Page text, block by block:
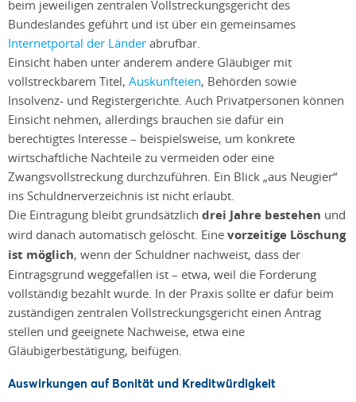
beim jeweiligen zentralen Vollstreckungsgericht des
Bundeslandes geführt und ist über ein gemeinsames
Internetportal der Länder abrufbar.
Einsicht haben unter anderem andere Gläubiger mit
vollstreckbarem Titel, Auskunfteien, Behörden sowie
Insolvenz- und Registergerichte. Auch Privatpersonen können
Einsicht nehmen, allerdings brauchen sie dafür ein
berechtigtes Interesse – beispielsweise, um konkrete
wirtschaftliche Nachteile zu vermeiden oder eine
Zwangsvollstreckung durchzuführen. Ein Blick „aus Neugier“
ins Schuldnerverzeichnis ist nicht erlaubt.
Die Eintragung bleibt grundsätzlich drei Jahre bestehen und
wird danach automatisch gelöscht. Eine vorzeitige Löschung
ist möglich, wenn der Schuldner nachweist, dass der
Eintragsgrund weggefallen ist – etwa, weil die Forderung
vollständig bezahlt wurde. In der Praxis sollte er dafür beim
zuständigen zentralen Vollstreckungsgericht einen Antrag
stellen und geeignete Nachweise, etwa eine
Gläubigerbestätigung, beifügen.
Auswirkungen auf Bonität und Kreditwürdigkeit